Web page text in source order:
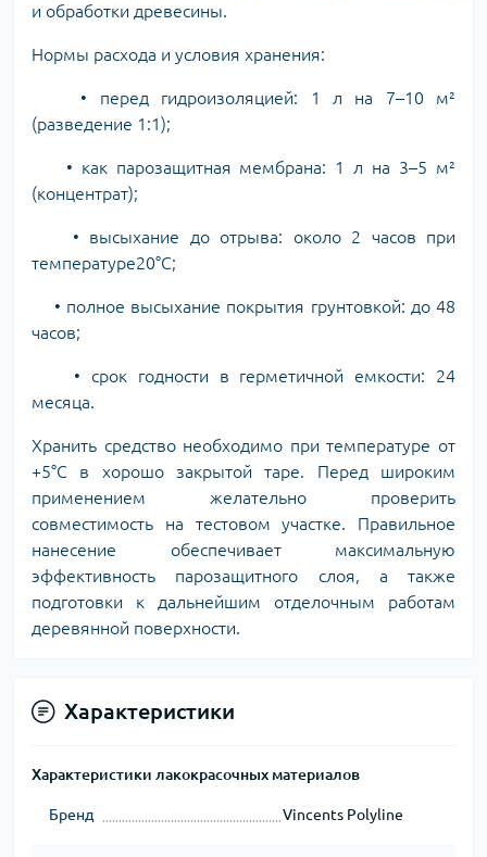
и обработки древесины.
Нормы расхода и условия хранения:
• перед гидроизоляцией: 1 л на 7–10 м²
(разведение 1:1);
• как парозащитная мембрана: 1 л на 3–5 м²
(концентрат);
• высыхание до отрыва: около 2 часов при
температуре20°C;
• полное высыхание покрытия грунтовкой: до 48
часов;
• срок годности в герметичной емкости: 24
месяца.
Хранить средство необходимо при температуре от
+5°C в хорошо закрытой таре. Перед широким
применением желательно проверить
совместимость на тестовом участке. Правильное
нанесение обеспечивает максимальную
эффективность парозащитного слоя, а также
подготовки к дальнейшим отделочным работам
деревянной поверхности.
Характеристики
Характеристики лакокрасочных материалов
Бренд Vincents Polyline